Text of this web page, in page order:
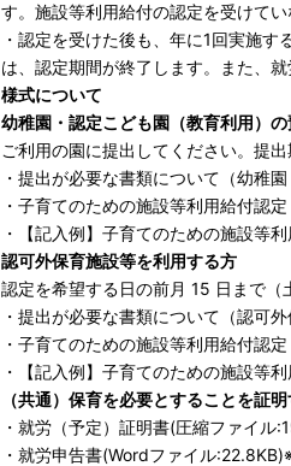
す。施設等利用給付の認定を受けて
・認定を受けた後も、年に1回実施
は、認定期間が終了します。また、
様式について
幼稚園・認定こども園（教育利用）
ご利用の園に提出してください。提
・ 提出が必要な書類について（幼稚
・ 子育てのための施設等利用給付認
・
【記入例】子育てのための施設等
認可外保育施設等を利用する方
認定を希望する日の前月 15 日まで（
・ 提出が必要な書類について（認可
・ 子育てのための施設等利用給付認
・
【記入例】子育てのための施設等
（共通）保育を必要とすることを証
・ 就労（予定）証明書(圧縮ファイル
・ 就労申告書(Wordファイル:22.8KB)